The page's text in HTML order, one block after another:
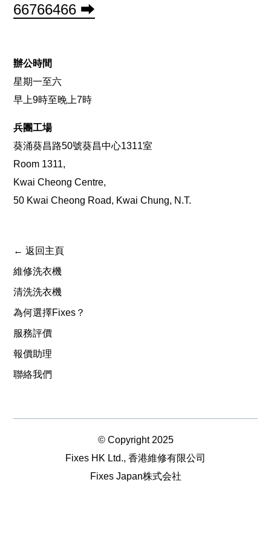
66766466 ⮕
辦公時間
星期一至六
早上9時至晚上7時
兵團工場
葵涌葵昌路50號葵昌中心1311室
Room 1311,
Kwai Cheong Centre,
50 Kwai Cheong Road, Kwai Chung, N.T.
← 返回主頁
維修洗衣機
清洗洗衣機
為何選擇Fixes？
服務評價
報價助理
聯絡我們
© Copyright 2025
Fixes HK Ltd., 香港維修有限公司
Fixes Japan株式会社